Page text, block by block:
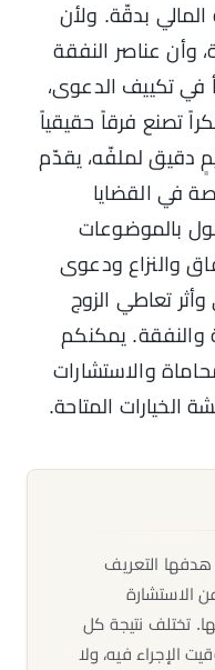
المالي بدقّة. ولأن
وأن عناصر النفقة
في تكييف الدعوى،
تصنع فرقاً حقيقياً
دقيق لملفّه، يقدّم
في القضايا
بالموضوعات
والنزاع ودعوى
وأثر تعاطي الزوج
والنفقة. يمكنكم
والاستشارات
الخيارات المتاحة.
التعريف
الاستشارة
تختلف نتيجة كل
الإجراء فيه، ولا